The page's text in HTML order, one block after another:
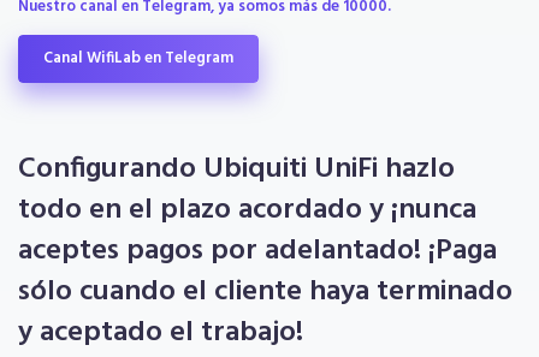
Nuestro canal en Telegram, ya somos más de 10000.
Canal WifiLab en Telegram
Configurando Ubiquiti UniFi hazlo
todo en el plazo acordado y ¡nunca
aceptes pagos por adelantado! ¡Paga
sólo cuando el cliente haya terminado
y aceptado el trabajo!